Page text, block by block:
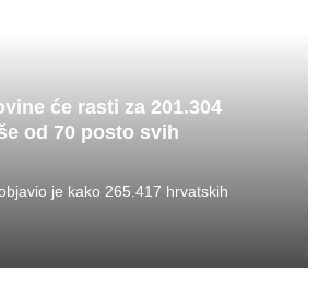
će rasti za 201.304
od 70 posto svih
je kako 265.417 hrvatskih